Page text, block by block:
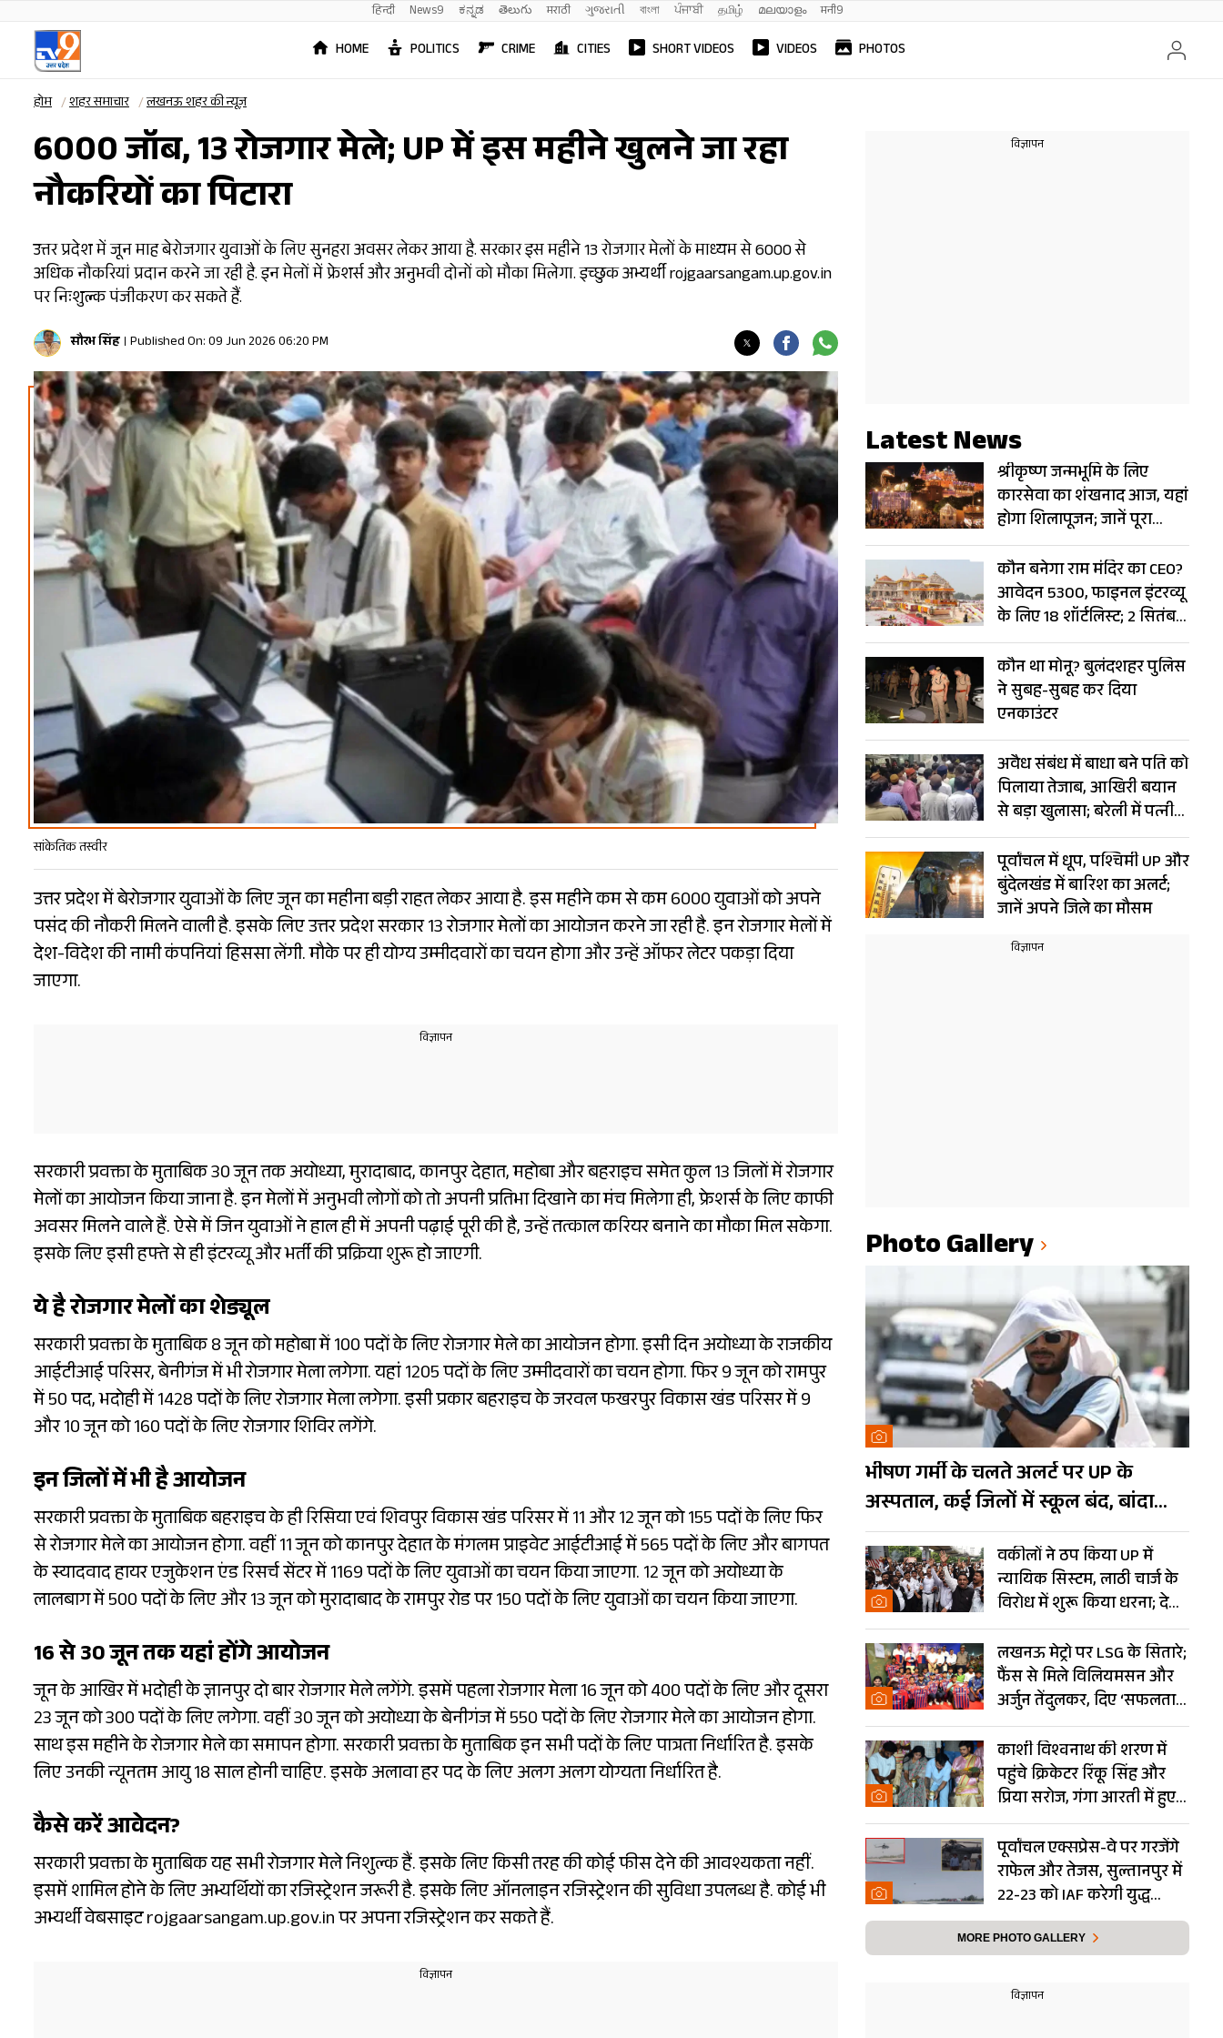
हिन्दी News9 ಕನ್ನಡ తెలుగు मराठी ગુજરાતી বাংলা ਪੰਜਾਬੀ தமிழ் മലയാളം मनी9
HOME POLITICS CRIME CITIES SHORT VIDEOS VIDEOS PHOTOS
होम शहर समाचार लखनऊ शहर की न्यूज़
6000 जॉब, 13 रोजगार मेले; UP में इस महीने खुलने जा रहा
नौकरियों का पिटारा
उत्तर प्रदेश में जून माह बेरोजगार युवाओं के लिए सुनहरा अवसर लेकर आया है. सरकार इस महीने 13 रोजगार मेलों के माध्यम से 6000 से
अधिक नौकरियां प्रदान करने जा रही है. इन मेलों में फ्रेशर्स और अनुभवी दोनों को मौका मिलेगा. इच्छुक अभ्यर्थी rojgaarsangam.up.gov.in
पर निःशुल्क पंजीकरण कर सकते हैं.
सौरभ सिंह Published On: 09 Jun 2026 06:20 PM
सांकेतिक तस्वीर
उत्तर प्रदेश में बेरोजगार युवाओं के लिए जून का महीना बड़ी राहत लेकर आया है. इस महीने कम से कम 6000 युवाओं को अपने
पसंद की नौकरी मिलने वाली है. इसके लिए उत्तर प्रदेश सरकार 13 रोजगार मेलों का आयोजन करने जा रही है. इन रोजगार मेलों में
देश-विदेश की नामी कंपनियां हिससा लेंगी. मौके पर ही योग्य उम्मीदवारों का चयन होगा और उन्हें ऑफर लेटर पकड़ा दिया
जाएगा.
सरकारी प्रवक्ता के मुताबिक 30 जून तक अयोध्या, मुरादाबाद, कानपुर देहात, महोबा और बहराइच समेत कुल 13 जिलों में रोजगार
मेलों का आयोजन किया जाना है. इन मेलों में अनुभवी लोगों को तो अपनी प्रतिभा दिखाने का मंच मिलेगा ही, फ्रेशर्स के लिए काफी
अवसर मिलने वाले हैं. ऐसे में जिन युवाओं ने हाल ही में अपनी पढ़ाई पूरी की है, उन्हें तत्काल करियर बनाने का मौका मिल सकेगा.
इसके लिए इसी हफ्ते से ही इंटरव्यू और भर्ती की प्रक्रिया शुरू हो जाएगी.
ये है रोजगार मेलों का शेड्यूल
सरकारी प्रवक्ता के मुताबिक 8 जून को महोबा में 100 पदों के लिए रोजगार मेले का आयोजन होगा. इसी दिन अयोध्या के राजकीय
आईटीआई परिसर, बेनीगंज में भी रोजगार मेला लगेगा. यहां 1205 पदों के लिए उम्मीदवारों का चयन होगा. फिर 9 जून को रामपुर
में 50 पद, भदोही में 1428 पदों के लिए रोजगार मेला लगेगा. इसी प्रकार बहराइच के जरवल फखरपुर विकास खंड परिसर में 9
और 10 जून को 160 पदों के लिए रोजगार शिविर लगेंगे.
इन जिलों में भी है आयोजन
सरकारी प्रवक्ता के मुताबिक बहराइच के ही रिसिया एवं शिवपुर विकास खंड परिसर में 11 और 12 जून को 155 पदों के लिए फिर
से रोजगार मेले का आयोजन होगा. वहीं 11 जून को कानपुर देहात के मंगलम प्राइवेट आईटीआई में 565 पदों के लिए और बागपत
के स्यादवाद हायर एजुकेशन एंड रिसर्च सेंटर में 1169 पदों के लिए युवाओं का चयन किया जाएगा. 12 जून को अयोध्या के
लालबाग में 500 पदों के लिए और 13 जून को मुरादाबाद के रामपुर रोड पर 150 पदों के लिए युवाओं का चयन किया जाएगा.
16 से 30 जून तक यहां होंगे आयोजन
जून के आखिर में भदोही के ज्ञानपुर दो बार रोजगार मेले लगेंगे. इसमें पहला रोजगार मेला 16 जून को 400 पदों के लिए और दूसरा
23 जून को 300 पदों के लिए लगेगा. वहीं 30 जून को अयोध्या के बेनीगंज में 550 पदों के लिए रोजगार मेले का आयोजन होगा.
साथ इस महीने के रोजगार मेले का समापन होगा. सरकारी प्रवक्ता के मुताबिक इन सभी पदों के लिए पात्रता निर्धारित है. इसके
लिए उनकी न्यूनतम आयु 18 साल होनी चाहिए. इसके अलावा हर पद के लिए अलग अलग योग्यता निर्धारित है.
कैसे करें आवेदन?
सरकारी प्रवक्ता के मुताबिक यह सभी रोजगार मेले निशुल्क हैं. इसके लिए किसी तरह की कोई फीस देने की आवश्यकता नहीं.
इसमें शामिल होने के लिए अभ्यर्थियों का रजिस्ट्रेशन जरूरी है. इसके लिए ऑनलाइन रजिस्ट्रेशन की सुविधा उपलब्ध है. कोई भी
अभ्यर्थी वेबसाइट rojgaarsangam.up.gov.in पर अपना रजिस्ट्रेशन कर सकते हैं.
Latest News
श्रीकृष्ण जन्मभूमि के लिए
कारसेवा का शंखनाद आज, यहां
होगा शिलापूजन; जानें पूरा
अपडेट
कौन बनेगा राम मंदिर का CEO?
आवेदन 5300, फाइनल इंटरव्यू
के लिए 18 शॉर्टलिस्ट; 2 सितंबर
को होगा ऐलान
कौन था मोनू? बुलंदशहर पुलिस
ने सुबह-सुबह कर दिया
एनकाउंटर
अवैध संबंध में बाधा बने पति को
पिलाया तेजाब, आखिरी बयान
से बड़ा खुलासा; बरेली में पत्नी
का खौफनाक खेल
पूर्वांचल में धूप, पश्चिमी UP और
बुंदेलखंड में बारिश का अलर्ट;
जानें अपने जिले का मौसम
Photo Gallery
भीषण गर्मी के चलते अलर्ट पर UP के
अस्पताल, कई जिलों में स्कूल बंद, बांदा
दुनिया का तीसरा सबसे गर्म शहर
वकीलों ने ठप किया UP में
न्यायिक सिस्टम, लाठी चार्ज के
विरोध में शुरू किया धरना; देखें
Photos
लखनऊ मेट्रो पर LSG के सितारे;
फैंस से मिले विलियमसन और
अर्जुन तेंदुलकर, दिए ‘सफलता
के मंत्र’- PHOTOS
काशी विश्वनाथ की शरण में
पहुंचे क्रिकेटर रिंकू सिंह और
प्रिया सरोज, गंगा आरती में हुए
शामिल- Photos
पूर्वांचल एक्सप्रेस-वे पर गरजेंगे
राफेल और तेजस, सुल्तानपुर में
22-23 को IAF करेगी युद्ध
अभ्यास
MORE PHOTO GALLERY